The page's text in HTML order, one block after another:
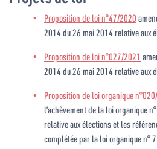
Proposition de loi n°47/2020
2014 du 26 mai 2014 relative aux
Proposition de loi n°027/2021
2014 du 26 mai 2014 relative aux
Proposition de loi organique
l’achèvement de la loi organique
relative aux élections et les
complétée par la loi organique n°